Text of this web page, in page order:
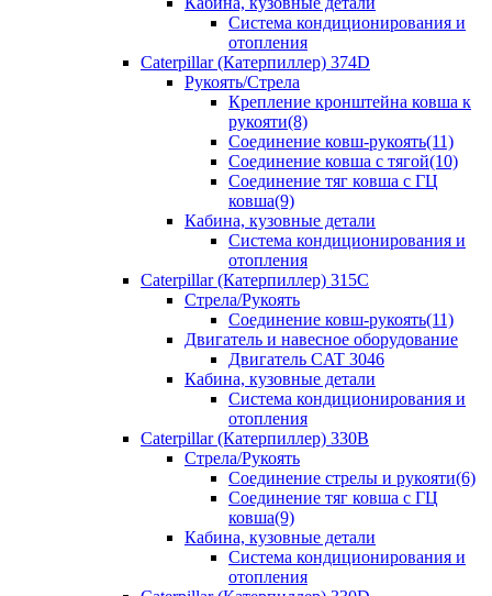
Система кондиционирования и
отопления
Caterpillar (Катерпиллер) 374D
Рукоять/Стрела
Крепление кронштейна ковша к
рукояти(8)
Соединение ковш-рукоять(11)
Соединение ковша с тягой(10)
Соединение тяг ковша с ГЦ
ковша(9)
Кабина, кузовные детали
Система кондиционирования и
отопления
Caterpillar (Катерпиллер) 315C
Стрела/Рукоять
Соединение ковш-рукоять(11)
Двигатель и навесное оборудование
Двигатель CAT 3046
Кабина, кузовные детали
Система кондиционирования и
отопления
Caterpillar (Катерпиллер) 330B
Стрела/Рукоять
Соединение стрелы и рукояти(6)
Соединение тяг ковша с ГЦ
ковша(9)
Кабина, кузовные детали
Система кондиционирования и
отопления